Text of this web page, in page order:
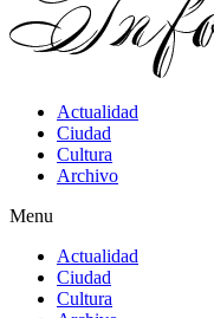
Actualidad
Ciudad
Cultura
Archivo
Menu
Actualidad
Ciudad
Cultura